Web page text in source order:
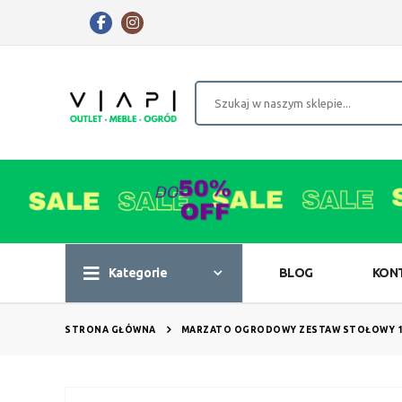
Kategorie BLOG
STRONA GŁÓWNA MARZATO OGRODOWY ZESTAW STOŁOWY